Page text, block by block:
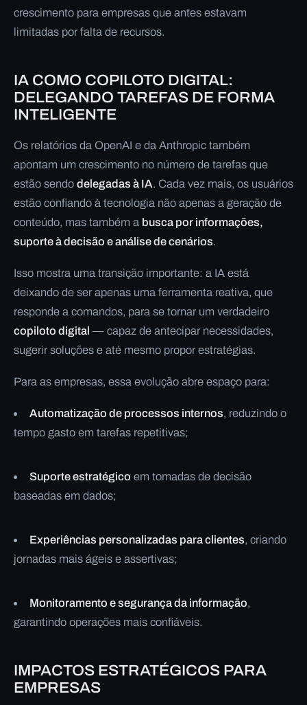
crescimento para empresas que antes estavam
limitadas por falta de recursos.
IA COMO COPILOTO DIGITAL:
DELEGANDO TAREFAS DE FORMA
INTELIGENTE
Os relatórios da OpenAI e da Anthropic também
apontam um crescimento no número de tarefas que
estão sendo delegadas à IA. Cada vez mais, os usuários
estão confiando à tecnologia não apenas a geração de
conteúdo, mas também a busca por informações,
suporte à decisão e análise de cenários.
Isso mostra uma transição importante: a IA está
deixando de ser apenas uma ferramenta reativa, que
responde a comandos, para se tornar um verdadeiro
copiloto digital — capaz de antecipar necessidades,
sugerir soluções e até mesmo propor estratégias.
Para as empresas, essa evolução abre espaço para:
Automatização de processos internos, reduzindo o
tempo gasto em tarefas repetitivas;
Suporte estratégico em tomadas de decisão
baseadas em dados;
Experiências personalizadas para clientes, criando
jornadas mais ágeis e assertivas;
Monitoramento e segurança da informação,
garantindo operações mais confiáveis.
IMPACTOS ESTRATÉGICOS PARA
EMPRESAS